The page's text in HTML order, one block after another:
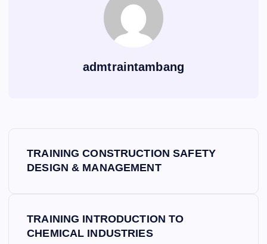
admtraintambang
TRAINING CONSTRUCTION SAFETY
DESIGN & MANAGEMENT
TRAINING INTRODUCTION TO
CHEMICAL INDUSTRIES